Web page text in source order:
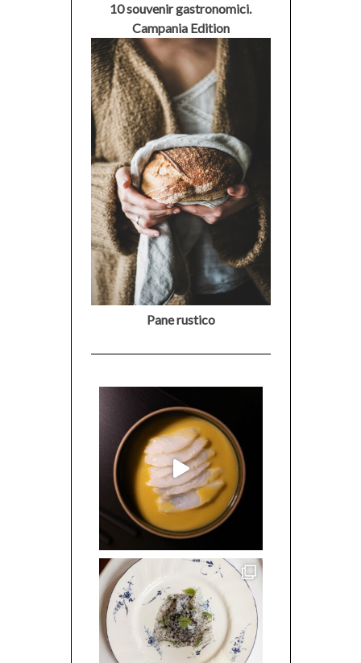
10 souvenir gastronomici.
Campania Edition
Pane rustico